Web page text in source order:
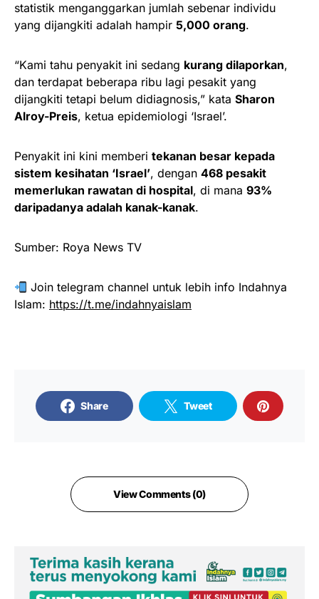
statistik menganggarkan jumlah sebenar individu
yang dijangkiti adalah hampir 5,000 orang.
“Kami tahu penyakit ini sedang kurang dilaporkan,
dan terdapat beberapa ribu lagi pesakit yang
dijangkiti tetapi belum didiagnosis,” kata Sharon
Alroy-Preis, ketua epidemiologi ‘Israel’.
Penyakit ini kini memberi tekanan besar kepada
sistem kesihatan ‘Israel’, dengan 468 pesakit
memerlukan rawatan di hospital, di mana 93%
daripadanya adalah kanak-kanak.
Sumber: Roya News TV
Join telegram channel untuk lebih info Indahnya
Islam: https://t.me/indahnyaislam
Share Tweet
View Comments (0)